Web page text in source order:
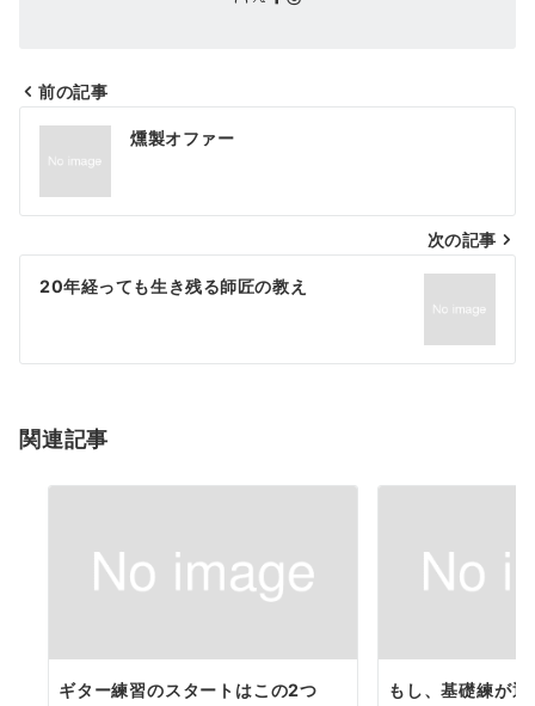
投
ナ
ビ
ゲ
シ
ン
前の記事
燻製オファー
次の記事
20年経っても生き残る師匠の教え
関連記事
ギター練習のスタートはこの2つ もし、基礎練が